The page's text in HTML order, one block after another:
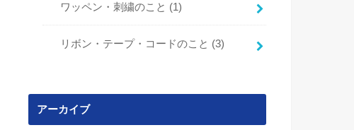
ワッペン・刺繍のこと (1)
リボン・テープ・コードのこと (3)
アーカイブ